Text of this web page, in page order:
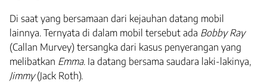
Di saat yang bersamaan dari kejauhan datang mobil
lainnya. Ternyata di dalam mobil tersebut ada Bobby Ray
(Callan Murvey) tersangka dari kasus penyerangan yang
melibatkan Emma. Ia datang bersama saudara laki-lakinya,
Jimmy(Jack Roth).